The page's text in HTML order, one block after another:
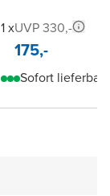
1 xUVP 330,-
175,-
Sofort lieferbar